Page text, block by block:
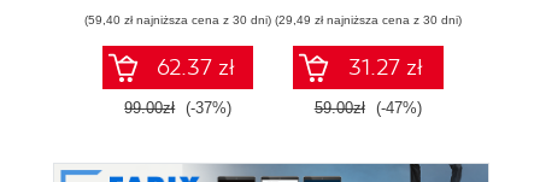
(59,40 zł najniższa cena z 30 dni)
62.37 zł
99.00zł (-37%)
(29,49 zł najniższa cena z 30 dni)
31.27 zł
59.00zł (-47%)